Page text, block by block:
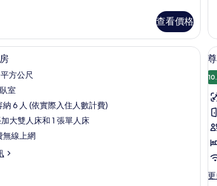
查看價格
的
詳
情
筆電工作空間、遮光布/窗簾皇家套房 | 高級寢具、記憶床墊、筆電
方公尺
室
納 6 人 (依實際入住人數計費)
大雙人床和 1 張單人床
無線上網
更